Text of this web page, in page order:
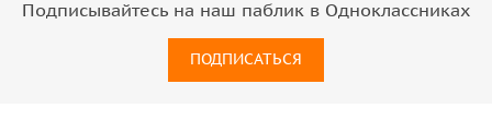
Подписывайтесь на наш паблик в Одноклассниках
ПОДПИСАТЬСЯ